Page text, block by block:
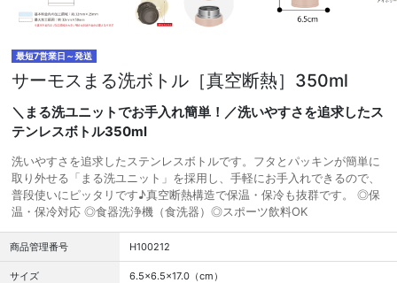
最短7営業日～発送
サーモスまる洗ボトル［真空断熱］350ml
＼まる洗ユニットでお手入れ簡単！／洗いやすさを追求したス
テンレスボトル350ml
洗いやすさを追求したステンレスボトルです。フタとパッキンが簡単に
取り外せる「まる洗ユニット」を採用し、手軽にお手入れできるので、
普段使いにピッタリです♪真空断熱構造で保温・保冷も抜群です。 ◎保
温・保冷対応 ◎食器洗浄機（食洗器）◎スポーツ飲料OK
商品管理番号 H100212
サイズ 6.5×6.5×17.0（cm）